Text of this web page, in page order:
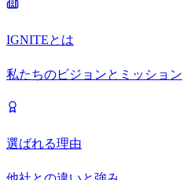
IGNITEとは
私たちのビジョンとミッション
選ばれる理由